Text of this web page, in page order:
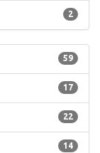
2
59
17
22
14